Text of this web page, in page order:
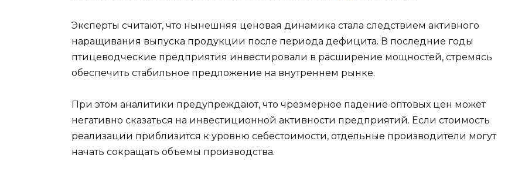
Эксперты считают, что нынешняя ценовая динамика стала следствием активного
наращивания выпуска продукции после периода дефицита. В последние годы
птицеводческие предприятия инвестировали в расширение мощностей, стремясь
обеспечить стабильное предложение на внутреннем рынке.
При этом аналитики предупреждают, что чрезмерное падение оптовых цен может
негативно сказаться на инвестиционной активности предприятий. Если стоимость
реализации приблизится к уровню себестоимости, отдельные производители могут
начать сокращать объемы производства.